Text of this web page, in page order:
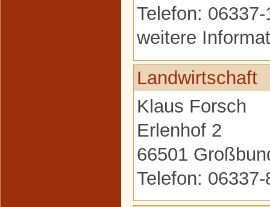
Telefon: 06337-
weitere
Landwirtschaft
Klaus Forsch
Erlenhof 2
66501
Telefon: 06337-